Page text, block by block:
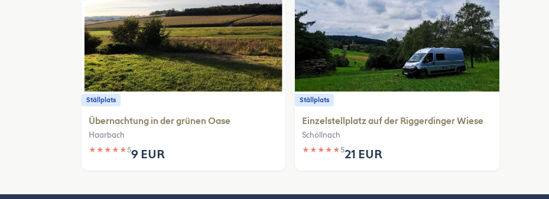
Ställplats
Übernachtung in der grünen Oase
Haarbach
★ ★ ★ ★ ★59 EUR
Ställplats
Einzelstellplatz auf der Riggerdinger Wiese
Schöllnach
★ ★ ★ ★ ★521 EUR